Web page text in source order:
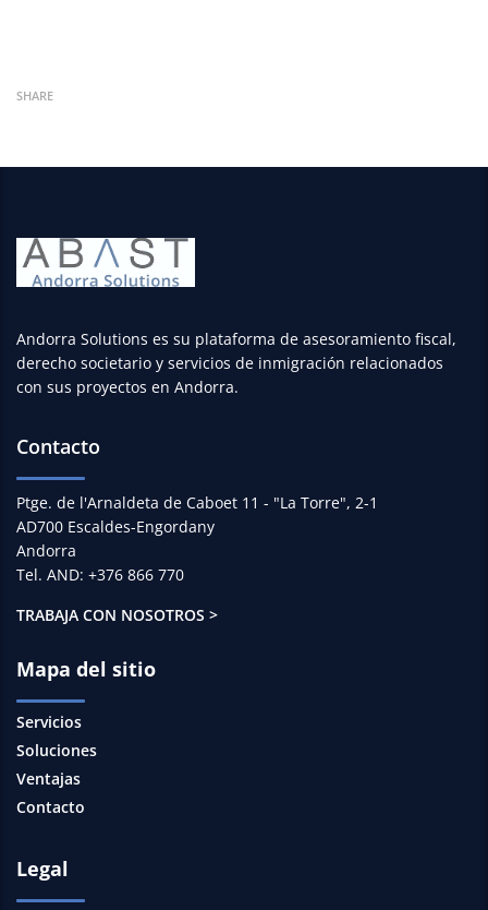
SHARE
Andorra Solutions es su plataforma de asesoramiento fiscal,
derecho societario y servicios de inmigración relacionados
con sus proyectos en Andorra.
Contacto
Ptge. de l'Arnaldeta de Caboet 11 - "La Torre", 2-1
AD700 Escaldes-Engordany
Andorra
Tel. AND: +376 866 770
TRABAJA CON NOSOTROS >
Mapa del sitio
Servicios
Soluciones
Ventajas
Contacto
Legal